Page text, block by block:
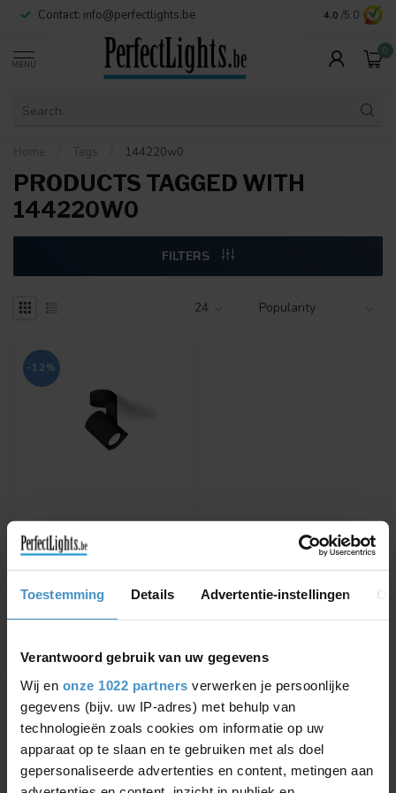
Toestemming Details Advertentie-instellingen
Verantwoord gebruik van uw gegevens
Wij en onze 1022 partners verwerken je persoonlijke
gegevens (bijv. uw IP-adres) met behulp van
technologieën zoals cookies om informatie op uw
apparaat op te slaan en te gebruiken met als doel
gepersonaliseerde advertenties en content, metingen aan
Contact: info@perfectlights.be 4.0 /5.0
MENU
0
Home Tags 144220w0
PRODUCTS TAGGED WITH
144220W0
FILTERS
-12%
SQUBE ON BASE 1.0
PAR16
€102,97
Showing1-1 of 1